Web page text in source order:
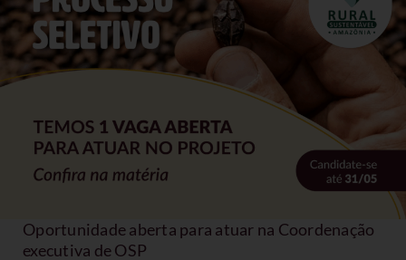
Oportunidade aberta para atuar na Coordenação
executiva de OSP